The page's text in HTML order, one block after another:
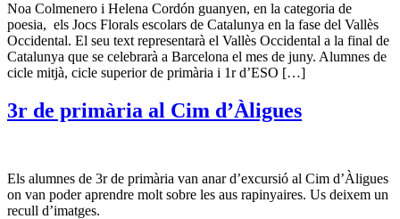
Noa Colmenero i Helena Cordón guanyen, en la categoria de
poesia, els Jocs Florals escolars de Catalunya en la fase del Vallès
Occidental. El seu text representarà el Vallès Occidental a la final de
Catalunya que se celebrarà a Barcelona el mes de juny. Alumnes de
cicle mitjà, cicle superior de primària i 1r d’ESO […]
3r de primària al Cim d’Àligues
Els alumnes de 3r de primària van anar d’excursió al Cim d’Àligues
on van poder aprendre molt sobre les aus rapinyaires. Us deixem un
recull d’imatges.